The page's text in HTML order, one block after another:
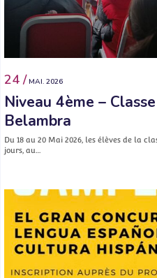
24 / MAI. 2026
Niveau 4ème –
Belambra
Du 18 au 20 Mai 2026, les élèves de la
jours, au…